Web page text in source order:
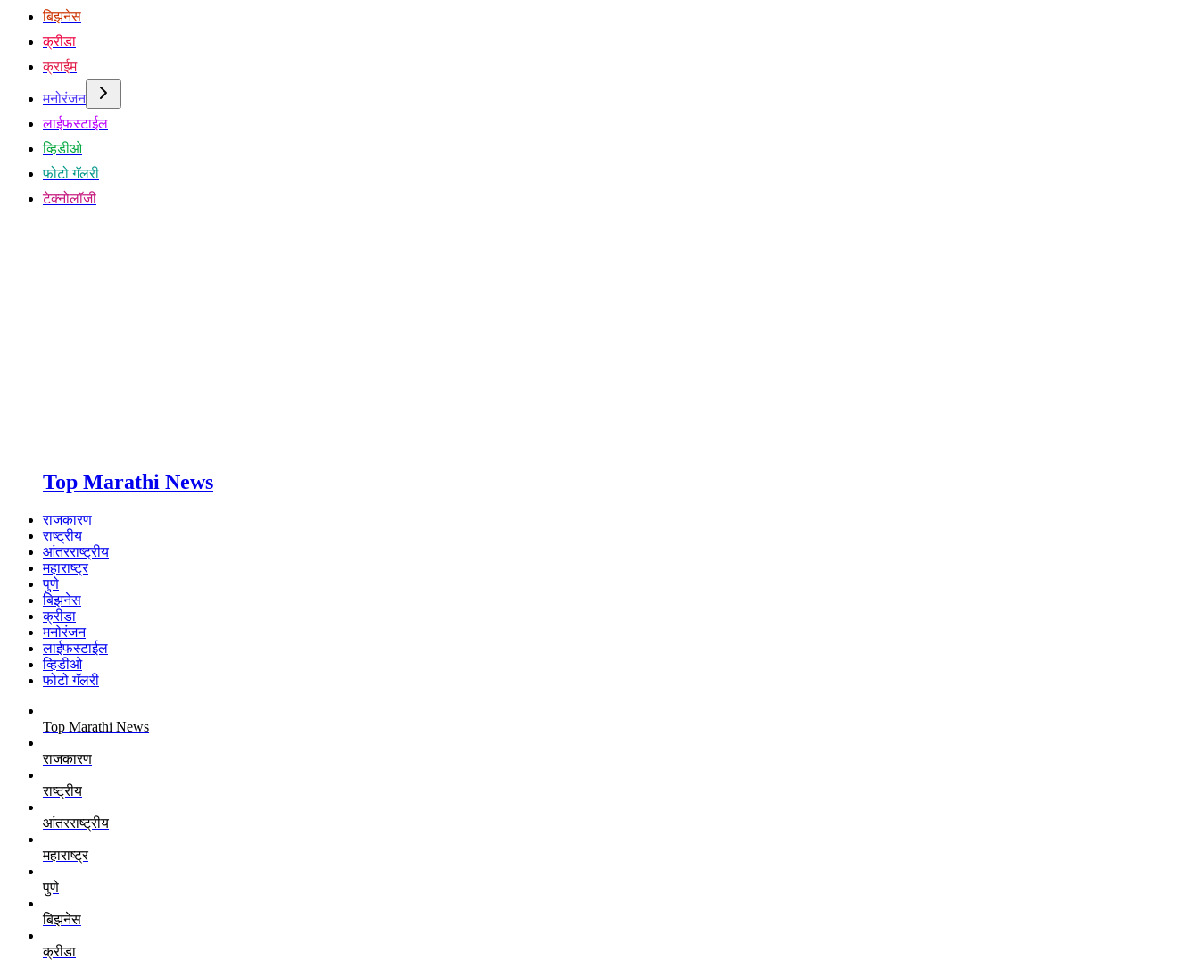
बिझनेस
क्रीडा
क्राईम
मनोरंजन
लाईफस्टाईल
व्हिडीओ
फोटो गॅलरी
टेक्नोलॉजी
Top Marathi News
राजकारण
राष्ट्रीय
आंतरराष्ट्रीय
महाराष्ट्र
पुणे
बिझनेस
क्रीडा
मनोरंजन
लाईफस्टाईल
व्हिडीओ
फोटो गॅलरी
Top Marathi News
राजकारण
राष्ट्रीय
आंतरराष्ट्रीय
महाराष्ट्र
पुणे
बिझनेस
क्रीडा